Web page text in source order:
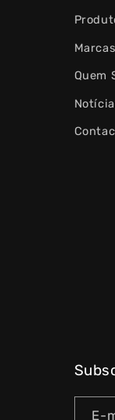
Marcas
Quem
E-